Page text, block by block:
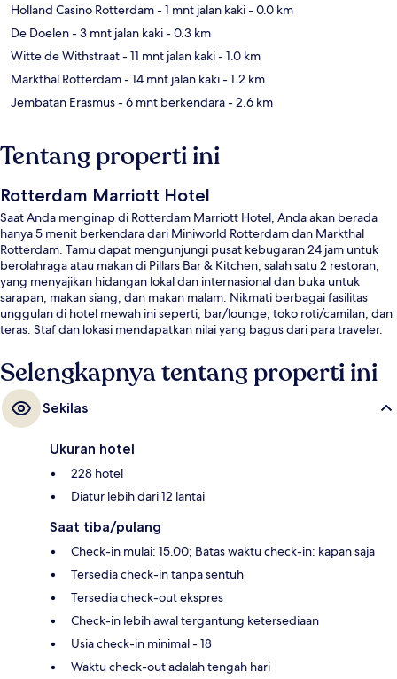
Holland Casino Rotterdam- 1 mnt jalan kaki- 0.0 km
De Doelen- 3 mnt jalan kaki- 0.3 km
Witte de Withstraat- 11 mnt jalan kaki- 1.0 km
Markthal Rotterdam- 14 mnt jalan kaki- 1.2 km
Jembatan Erasmus- 6 mnt berkendara- 2.6 km
Tentang properti ini
Rotterdam Marriott Hotel
Saat Anda menginap di Rotterdam Marriott Hotel, Anda akan berada
hanya 5 menit berkendara dari Miniworld Rotterdam dan Markthal
Rotterdam. Tamu dapat mengunjungi pusat kebugaran 24 jam untuk
berolahraga atau makan di Pillars Bar & Kitchen, salah satu 2 restoran,
yang menyajikan hidangan lokal dan internasional dan buka untuk
sarapan, makan siang, dan makan malam. Nikmati berbagai fasilitas
unggulan di hotel mewah ini seperti, bar/lounge, toko roti/camilan, dan
teras. Staf dan lokasi mendapatkan nilai yang bagus dari para traveler.
Selengkapnya tentang properti ini
Sekilas
Ukuran hotel
228 hotel
Diatur lebih dari 12 lantai
Saat tiba/pulang
Check-in mulai: 15.00; Batas waktu check-in: kapan saja
Tersedia check-in tanpa sentuh
Tersedia check-out ekspres
Check-in lebih awal tergantung ketersediaan
Usia check-in minimal - 18
Waktu check-out adalah tengah hari